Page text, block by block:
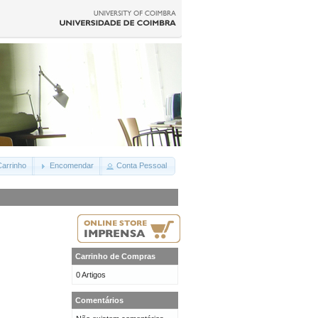
Encomendar Conta Pessoal
Carrinho de Compras
0 Artigos
Comentários